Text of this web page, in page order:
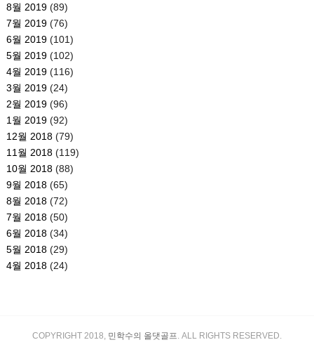
8월 2019(89)
7월 2019(76)
6월 2019(101)
5월 2019(102)
4월 2019(116)
3월 2019(24)
2월 2019(96)
1월 2019(92)
12월 2018(79)
11월 2018(119)
10월 2018(88)
9월 2018(65)
8월 2018(72)
7월 2018(50)
6월 2018(34)
5월 2018(29)
4월 2018(24)
COPYRIGHT 2018, 민학수의 올댓골프. ALL RIGHTS RESERVED.